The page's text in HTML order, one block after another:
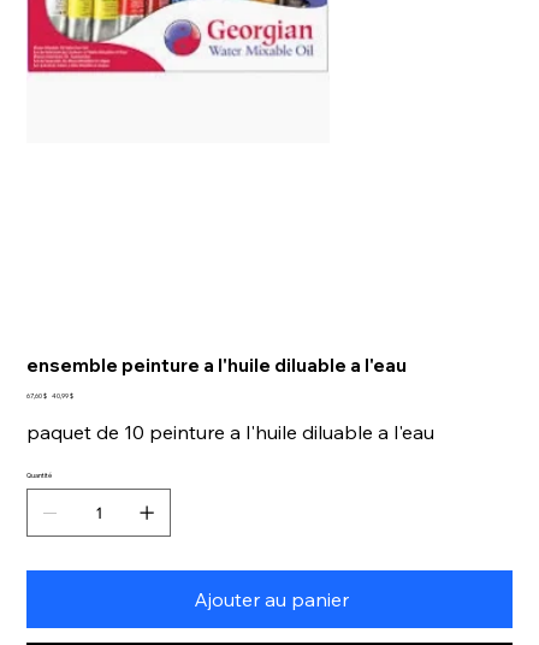
ensemble peinture a l'huile diluable a l'eau
Prix
67,60 $ Prix
40,99 $
paquet de 10 peinture a l'huile diluable a l'eau
Quantité
Ajouter au panier